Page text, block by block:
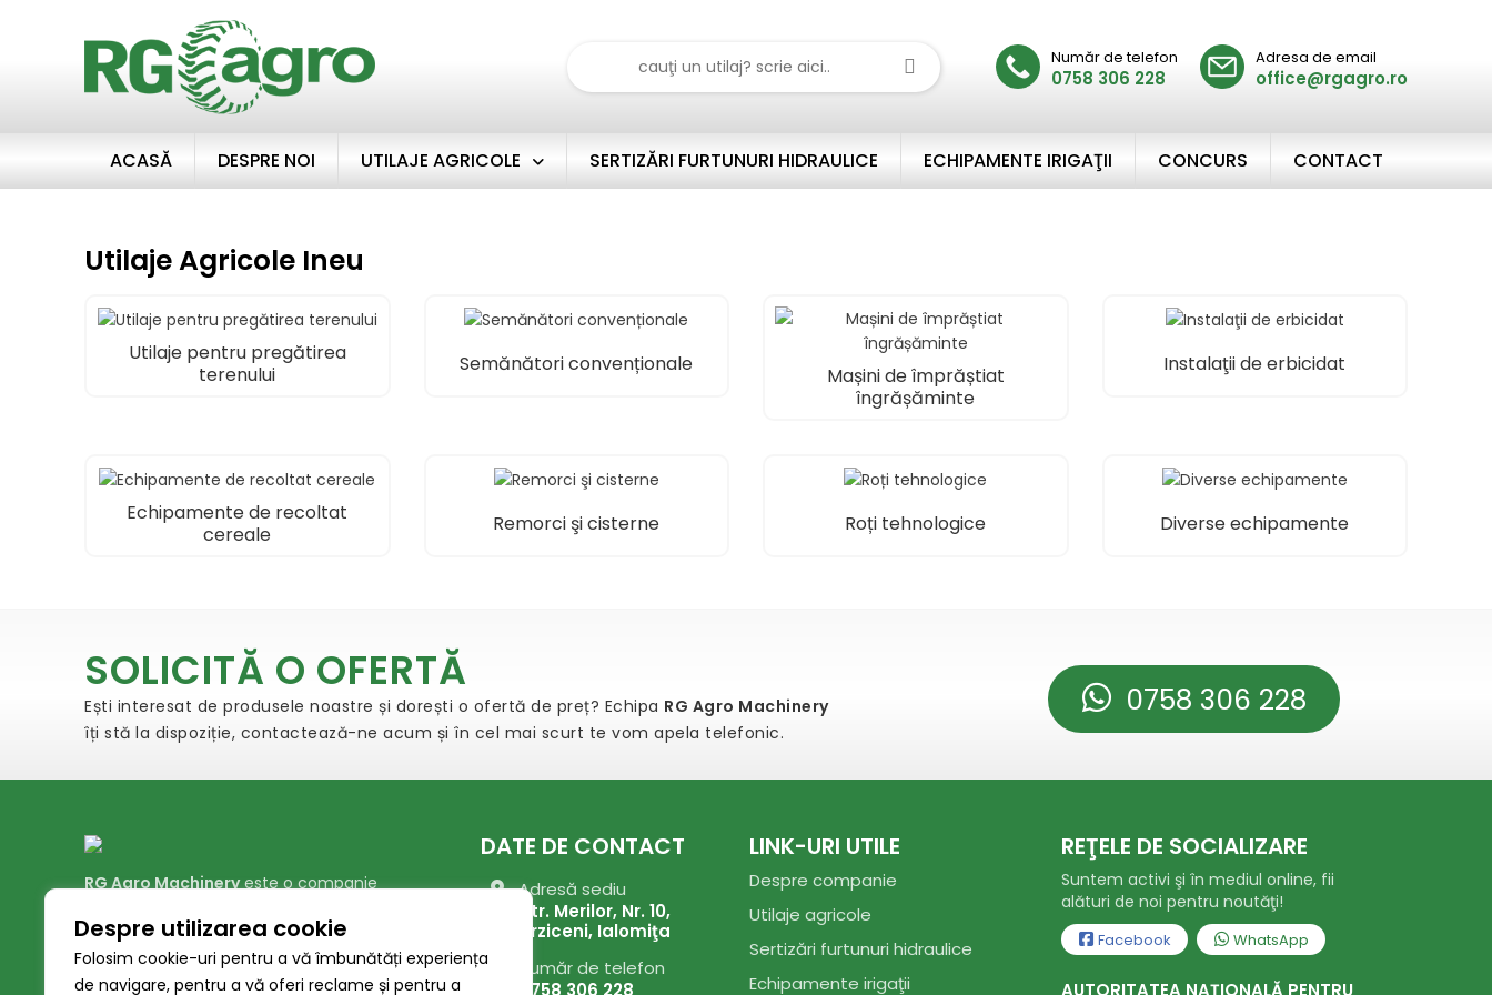
Despre utilizarea cookie
Folosim cookie-uri pentru a vă îmbunătăți experiența
de navigare, pentru a vă oferi reclame și pentru a
Număr de telefon
0758 306 228
Adresa de email
office@rgagro.ro
ACASĂ DESPRE NOI UTILAJE AGRICOLE SERTIZĂRI FURTUNURI HIDRAULICE ECHIPAMENTE IRIGAŢII CONCURS CONTACT
Utilaje Agricole Ineu
Utilaje pentru pregătirea
terenului
Semănători convenționale
Mașini de împrăștiat
îngrășăminte
Instalaţii de erbicidat
Echipamente de recoltat
cereale
Remorci şi cisterne Roți tehnologice Diverse echipamente
SOLICITĂ O OFERTĂ
Ești interesat de produsele noastre și dorești o ofertă de preț? Echipa RG Agro Machinery
îți stă la dispoziție, contactează-ne acum și în cel mai scurt te vom apela telefonic.
0758 306 228
RG Agro Machineryeste o companie
utilajelor agricole, oferind servicii de înaltă
calitate fermierilor din România.
DATE DE CONTACT
Adresă sediu
Str. Merilor, Nr. 10,
Urziceni, Ialomiţa
Număr de telefon
0758 306 228
LINK-URI UTILE
Despre companie
Utilaje agricole
Sertizări furtunuri hidraulice
Echipamente irigaţii
REŢELE DE SOCIALIZARE
Suntem activi şi în mediul online, fii
alături de noi pentru noutăţi!
Facebook WhatsApp
AUTORITATEA NAȚIONALĂ PENTRU